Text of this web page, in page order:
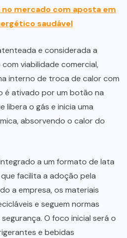
mercado com aposta em
saudável
e considerada a
viabilidade comercial,
interno de troca de calor com
é ativado por um botão na
libera o gás e inicia uma
absorvendo o calor do
a um formato de lata
facilita a adoção pela
a empresa, os materiais
e seguem normas
O foco inicial será o
e bebidas